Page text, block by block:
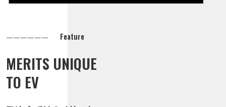
Feature
MERITS UNIQUE
TO EV